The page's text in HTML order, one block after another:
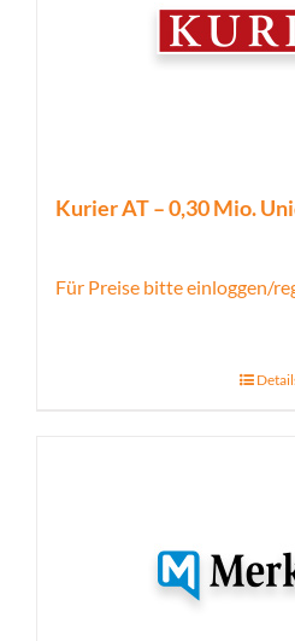
Kurier AT – 0,30 Mio.
Für Preise bitte einloggen/